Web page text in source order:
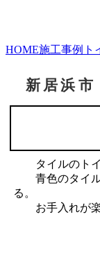
HOME施工事例 ト
新居浜
タイルのトイ
青色のタイル
る。
お手入れが楽